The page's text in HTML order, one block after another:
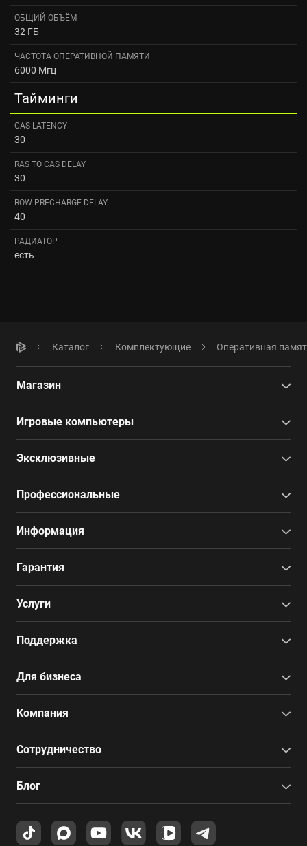
ОБЩИЙ ОБЪЁМ
32 ГБ
ЧАСТОТА ОПЕРАТИВНОЙ ПАМЯТИ
6000 Мгц
Тайминги
CAS LATENCY
30
RAS TO CAS DELAY
30
ROW PRECHARGE DELAY
40
РАДИАТОР
есть
Каталог Комплектующие Оперативная
Магазин
Игровые компьютеры
Эксклюзивные
Профессиональные
Информация
Гарантия
Услуги
Поддержка
Для бизнеса
Компания
Сотрудничество
Блог